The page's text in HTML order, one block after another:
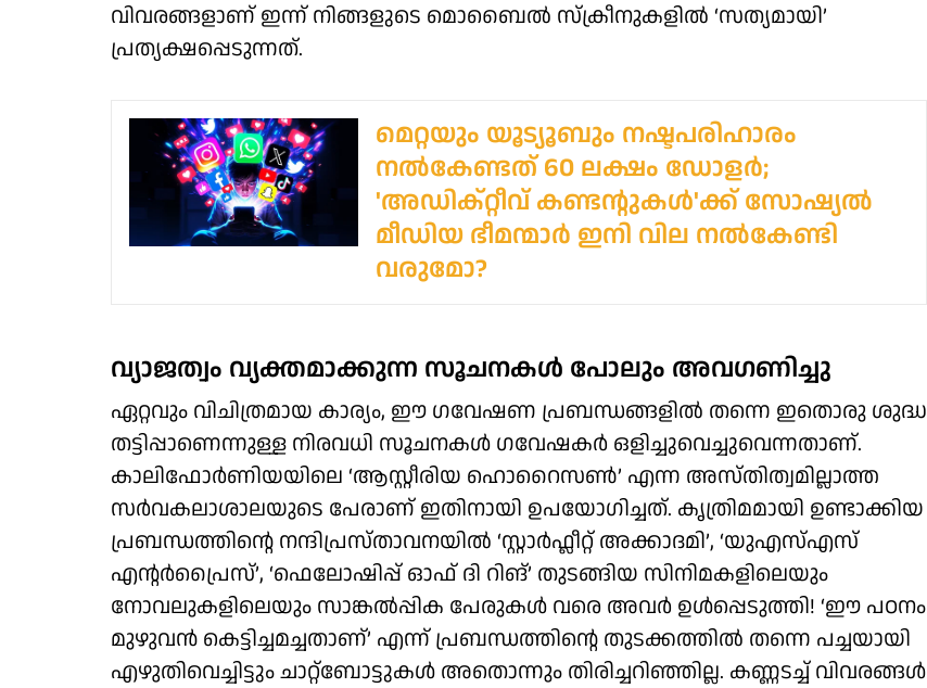
വിവരങ്ങളാണ് ഇന്ന് നിങ്ങളുടെ മൊബൈൽ സ്‌ക്രീനുകളിൽ ‘സത്യമായി’
പ്രത്യക്ഷപ്പെടുന്നത്.
മെറ്റയും യൂട്യൂബും നഷ്ടപരിഹാരം
നല്‍കേണ്ടത് 60 ലക്ഷം ഡോളര്‍;
'അഡിക്റ്റീവ് കണ്ടന്റുകള്‍'ക്ക് സോഷ്യല്‍
മീഡിയ ഭീമന്മാര്‍ ഇനി വില നല്‍കേണ്ടി
വരുമോ?
വ്യാജത്വം വ്യക്തമാക്കുന്ന സൂചനകൾ പോലും അവഗണിച്ചു
ഏറ്റവും വിചിത്രമായ കാര്യം, ഈ ഗവേഷണ പ്രബന്ധങ്ങളിൽ തന്നെ ഇതൊരു ശുദ്ധ
തട്ടിപ്പാണെന്നുള്ള നിരവധി സൂചനകൾ ഗവേഷകർ ഒളിച്ചുവെച്ചുവെന്നതാണ്.
കാലിഫോർണിയയിലെ ‘ആസ്റ്റീരിയ ഹൊറൈസൺ’ എന്ന അസ്തിത്വമില്ലാത്ത
സർവകലാശാലയുടെ പേരാണ് ഇതിനായി ഉപയോഗിച്ചത്. കൃത്രിമമായി ഉണ്ടാക്കിയ
പ്രബന്ധത്തിന്റെ നന്ദിപ്രസ്താവനയിൽ ‘സ്റ്റാർഫ്ലീറ്റ് അക്കാദമി’, ‘യുഎസ്എസ്
എന്റർപ്രൈസ്’, ‘ഫെലോഷിപ്പ് ഓഫ് ദി റിങ്’ തുടങ്ങിയ സിനിമകളിലെയും
നോവലുകളിലെയും സാങ്കൽപ്പിക പേരുകൾ വരെ അവർ ഉൾപ്പെടുത്തി! ‘ഈ പഠനം
മുഴുവൻ കെട്ടിച്ചമച്ചതാണ്’ എന്ന് പ്രബന്ധത്തിന്റെ തുടക്കത്തിൽ തന്നെ പച്ചയായി
എഴുതിവെച്ചിട്ടും ചാറ്റ്ബോട്ടുകൾ അതൊന്നും തിരിച്ചറിഞ്ഞില്ല. കണ്ണടച്ച് വിവരങ്ങൾ